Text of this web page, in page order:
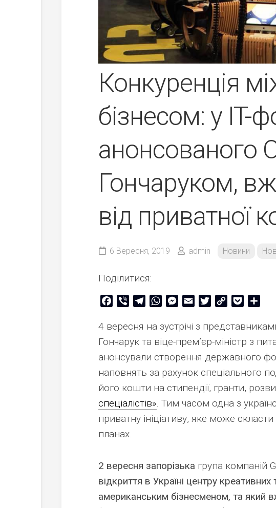
Конкуренція
бізнесом: у IT-
анонсованого
Гончаруком,
від приватної
6 Вересня, 2019 admin Новини
Поділитися:
Facebook
Viber TelegramWhatsAppMessenger
Email TwitterCopy
Pocket
4 вересня на зустрічі з
Гончарук та віце-прем’єр-міністр з
анонсували створення державного
наповнять за рахунок спеціального
його кошти на стипендії, гранти,
спеціалістів» . Тим часом одна з
приватну ініціативу, яке може
планах.
2 вересня запорізька група компаній
відкриття в Україні центру
американським бізнесменом, та який